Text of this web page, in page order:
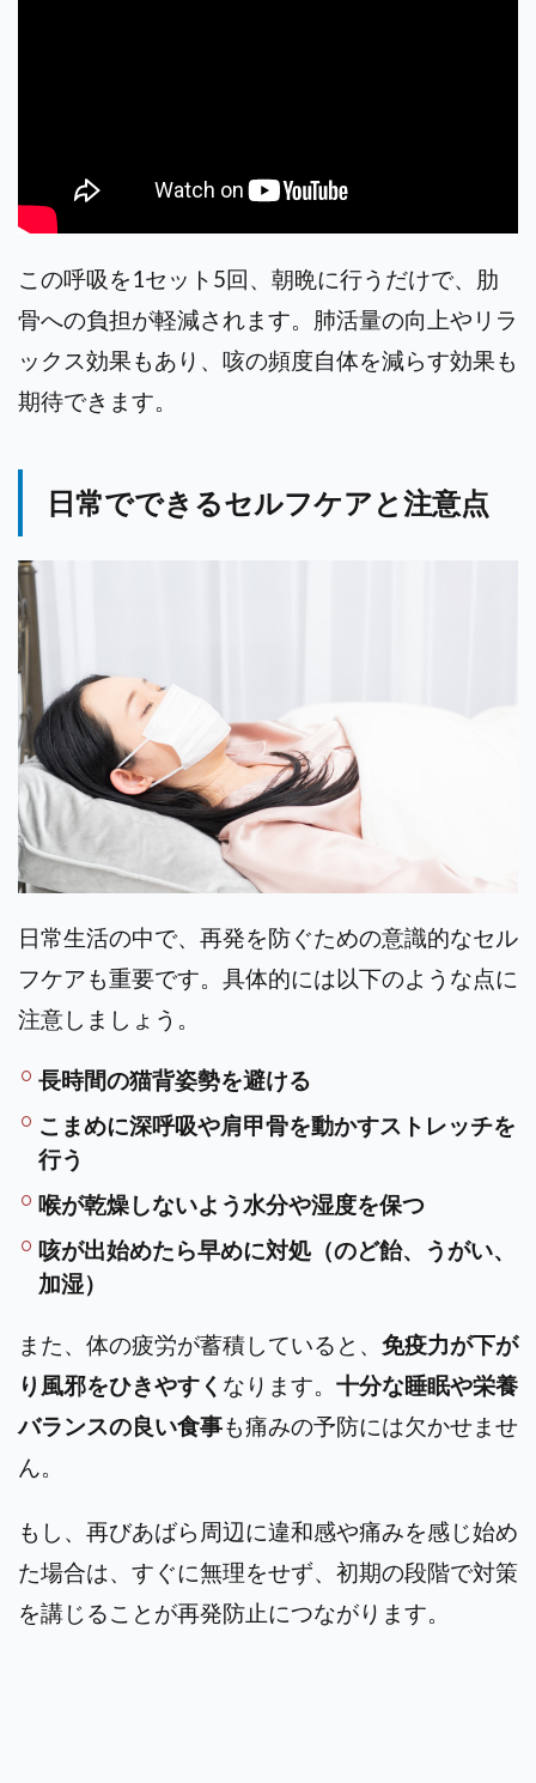
この呼吸を1セット5回、朝晩に行うだけで、肋
骨への負担が軽減されます。肺活量の向上やリラ
ックス効果もあり、咳の頻度自体を減らす効果も
期待できます。
日常でできるセルフケアと注意点
日常生活の中で、再発を防ぐための意識的なセル
フケアも重要です。具体的には以下のような点に
注意しましょう。
長時間の猫背姿勢を避ける
こまめに深呼吸や肩甲骨を動かすストレッチを
行う
喉が乾燥しないよう水分や湿度を保つ
咳が出始めたら早めに対処（のど飴、うがい、
加湿）
また、体の疲労が蓄積していると、 免疫力が下が
り風邪をひきやすく なります。 十分な睡眠や栄養
バランスの良い食事も痛みの予防には欠かせませ
ん。
もし、再びあばら周辺に違和感や痛みを感じ始め
た場合は、すぐに無理をせず、初期の段階で対策
を講じることが再発防止につながります。